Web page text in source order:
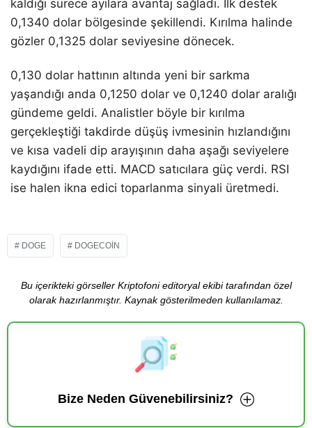
kaldığı sürece ayılara avantaj sağladı. İlk destek
0,1340 dolar bölgesinde şekillendi. Kırılma halinde
gözler 0,1325 dolar seviyesine dönecek.
0,130 dolar hattının altında yeni bir sarkma
yaşandığı anda 0,1250 dolar ve 0,1240 dolar aralığı
gündeme geldi. Analistler böyle bir kırılma
gerçekleştiği takdirde düşüş ivmesinin hızlandığını
ve kısa vadeli dip arayışının daha aşağı seviyelere
kaydığını ifade etti. MACD satıcılara güç verdi. RSI
ise halen ikna edici toparlanma sinyali üretmedi.
DOGE DOGECOIN
Bu içerikteki görseller Kriptofoni editoryal ekibi tarafından özel
olarak hazırlanmıştır. Kaynak gösterilmeden kullanılamaz.
Bize Neden Güvenebilirsiniz?